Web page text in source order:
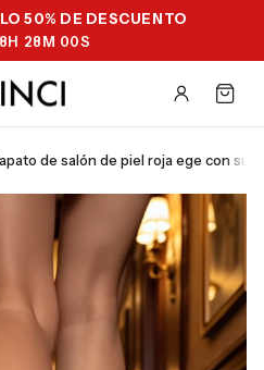
50% DE DESCUENTO
H 27M 59S
zapato de salón de piel roja ege con